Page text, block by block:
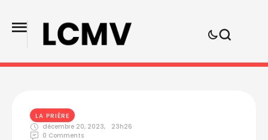
LA PRIÈRE
décembre 20, 2023,
23h26
0 Comments